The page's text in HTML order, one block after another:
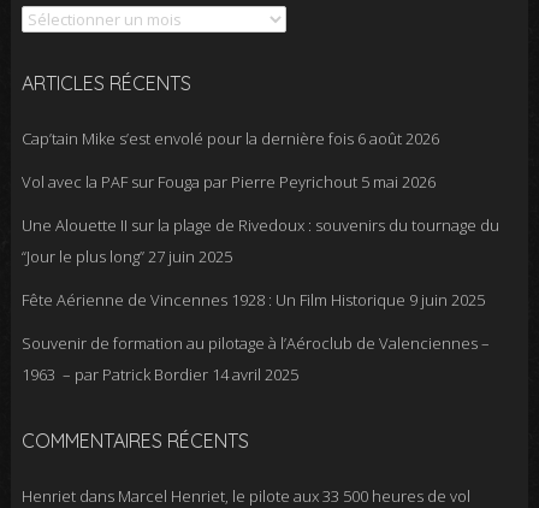
ARTICLES RÉCENTS
Cap’tain Mike s’est envolé pour la dernière fois 6 août 2026
Vol avec la PAF sur Fouga par Pierre Peyrichout 5 mai 2026
Une Alouette II sur la plage de Rivedoux : souvenirs du tournage du
“Jour le plus long”27 juin 2025
Fête Aérienne de Vincennes 1928 : Un Film Historique 9 juin 2025
Souvenir de formation au pilotage à l’Aéroclub de Valenciennes –
1963 – par Patrick Bordier 14 avril 2025
COMMENTAIRES RÉCENTS
Henrietdans Marcel Henriet, le pilote aux 33 500 heures de vol